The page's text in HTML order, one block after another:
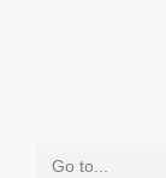
Go to...